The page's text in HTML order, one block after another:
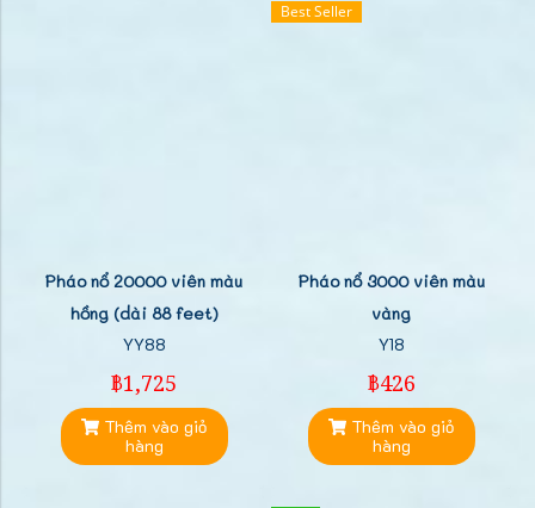
Pháo nổ 20000 viên màu
hồng (dài 88 feet)
YY88
฿1,725
hàng
Best Seller
Pháo nổ 3000 viên màu
vàng
Y18
฿426
hàng